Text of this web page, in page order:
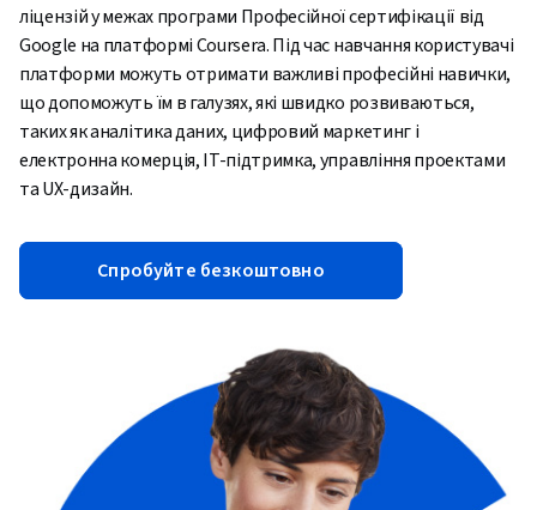
ліцензій у межах програми Професійної сертифікації від
Google на платформі Coursera. Під час навчання користувачі
платформи можуть отримати важливі професійні навички,
що допоможуть їм в галузях, які швидко розвиваються,
таких як аналітика даних, цифровий маркетинг і
електронна комерція, IT-підтримка, управління проектами
та UX-дизайн.
Спробуйте безкоштовно